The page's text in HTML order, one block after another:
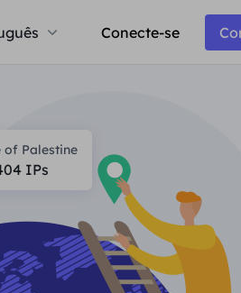
Conecte-se
of Palestine
IPs